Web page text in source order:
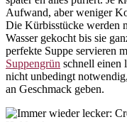
Aufwand, aber weniger
Die Kürbisstücke werden
Wasser gekocht bis sie
perfekte Suppe servieren
Suppengrün schnell einen
nicht unbedingt
an Geschmack geben.